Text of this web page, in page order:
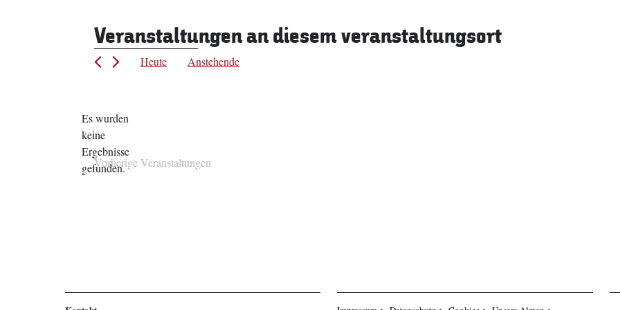
Veranstaltungen an diesem veranstaltungsort
Hinweis
Es wurden
keine
Ergebnisse
gefunden.
Heute
Anstehende
VorherigeVeranstaltungen